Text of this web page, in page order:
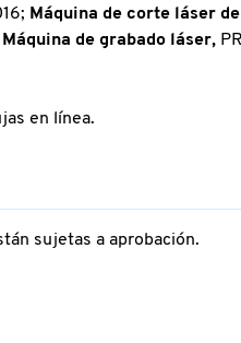
Máquina de corte láser
Máquina de grabado láser,
en línea.
sujetas a aprobación.